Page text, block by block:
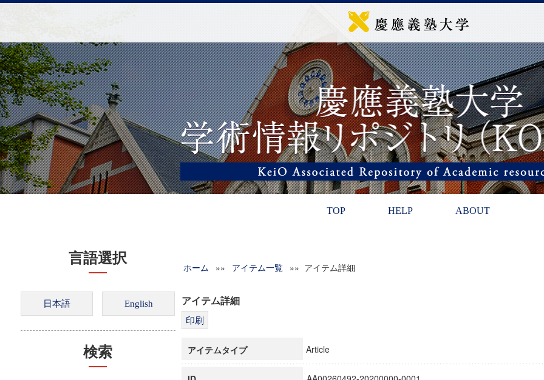
TOP HELP ABOUT
言語選択
検索
ホーム »» アイテム一覧 »» アイテム詳細
アイテム詳細
アイテムタイプ Article